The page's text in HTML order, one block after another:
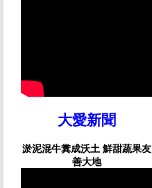
大愛新聞
淤泥混牛糞成沃土 鮮甜蔬果友
善大地